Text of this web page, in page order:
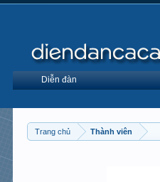
Trang chủ Thành viên
Diễn đàn